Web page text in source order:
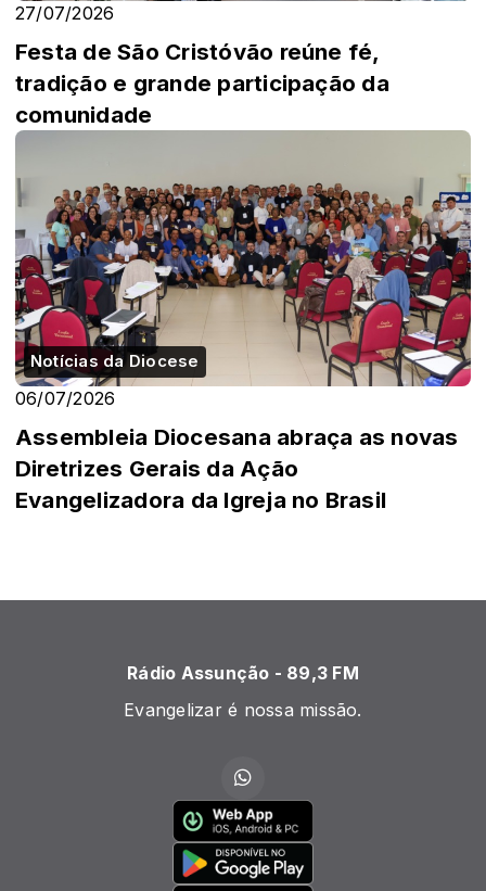
27/07/2026
Festa de São Cristóvão reúne fé,
tradição e grande participação da
comunidade
Notícias da Diocese
06/07/2026
Assembleia Diocesana abraça as novas
Diretrizes Gerais da Ação
Evangelizadora da Igreja no Brasil
Rádio Assunção - 89,3 FM
Evangelizar é nossa missão.